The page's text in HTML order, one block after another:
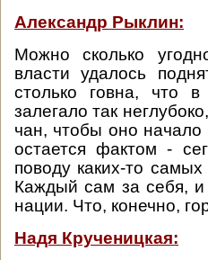
Александр Рыклин:
Можно сколько
власти удалось
столько говна, что
залегало так
чан, чтобы оно
остается фактом -
поводу каких-то
Каждый сам за себя,
нации. Что, конечно,
Надя Крученицкая: